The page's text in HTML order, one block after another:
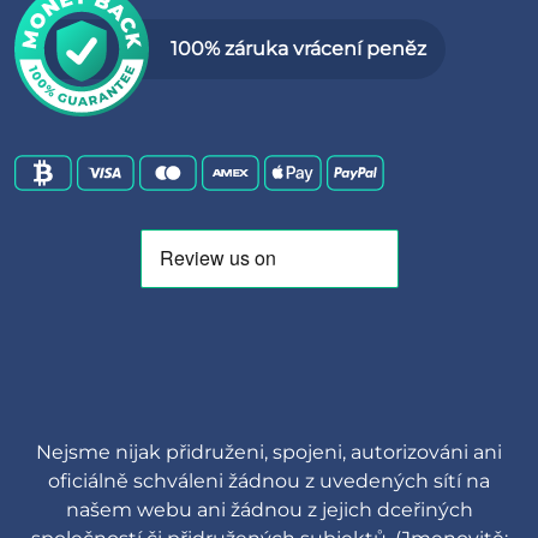
100% záruka vrácení peněz
Nejsme nijak přidruženi, spojeni, autorizováni ani
oficiálně schváleni žádnou z uvedených sítí na
našem webu ani žádnou z jejich dceřiných